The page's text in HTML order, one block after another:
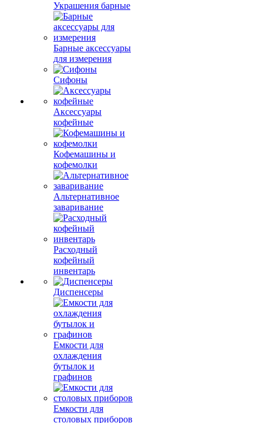
Украшения барные
Барные аксессуары
для измерения
Сифоны
Аксессуары
кофейные
Кофемашины и
кофемолки
Альтернативное
заваривание
Расходный
кофейный
инвентарь
Диспенсеры
Емкости для
охлаждения
бутылок и
графинов
Емкости для
столовых приборов